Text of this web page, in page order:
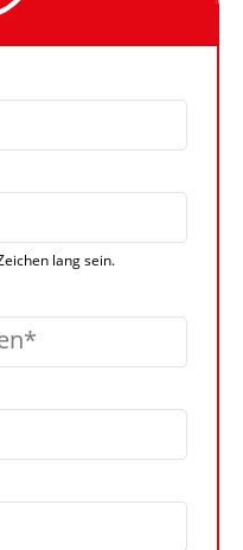
lang sein.